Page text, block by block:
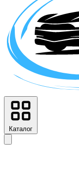
Каталог